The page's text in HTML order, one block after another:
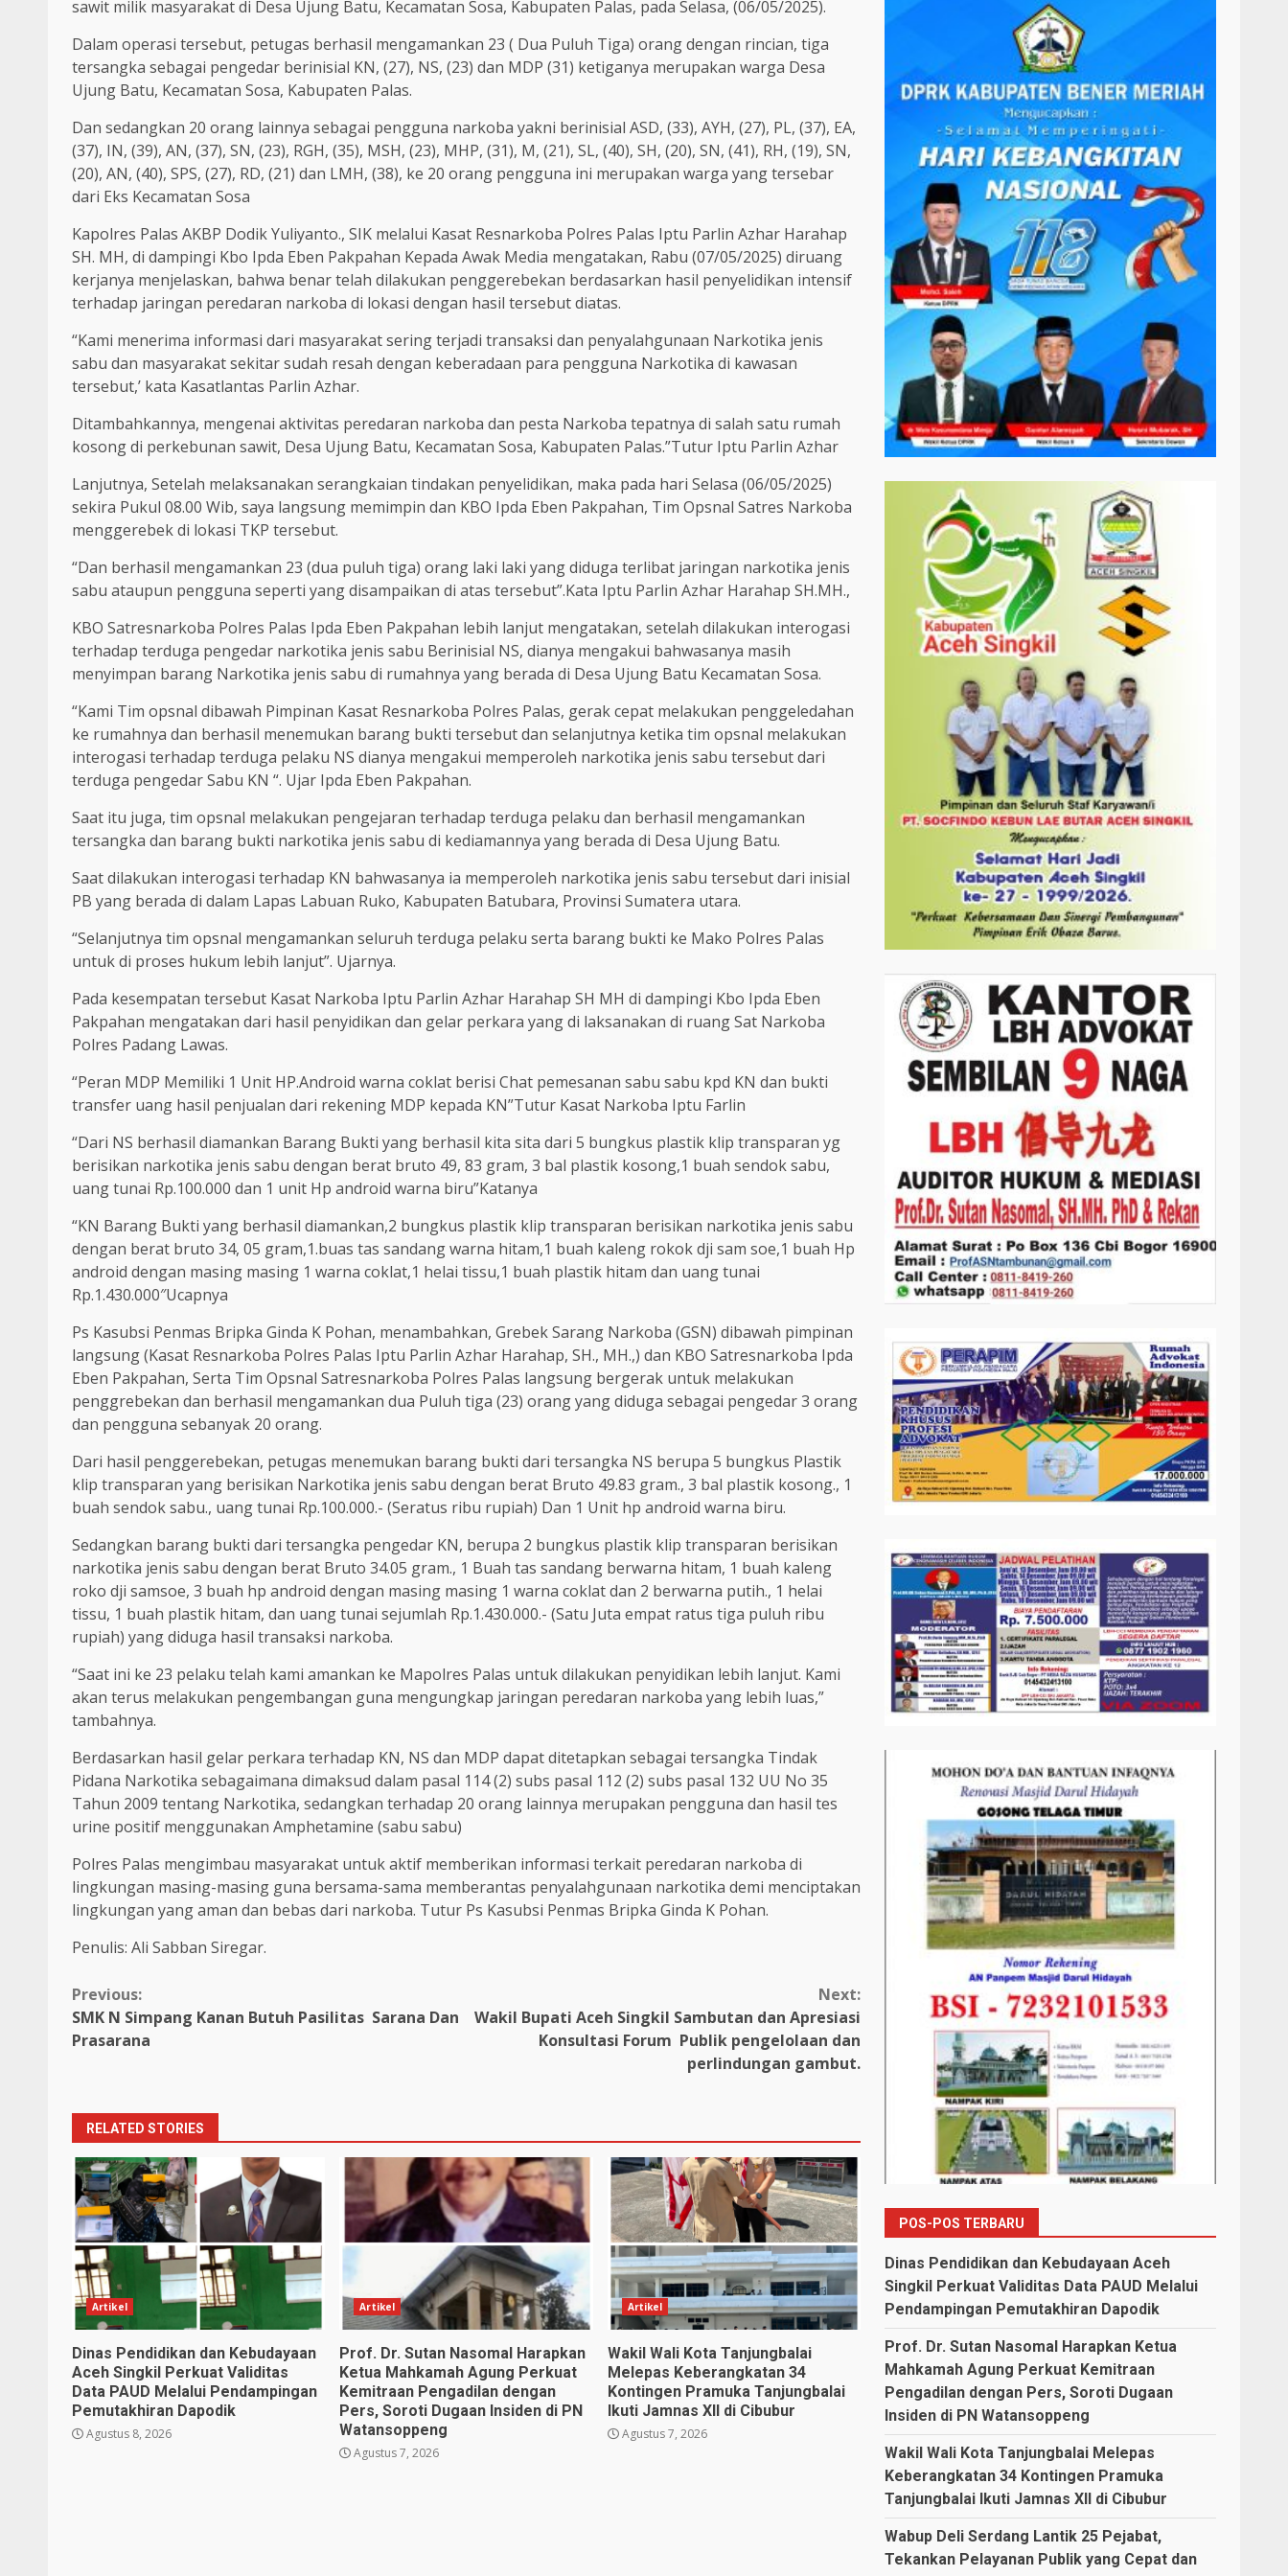
sawit milik masyarakat di Desa Ujung Batu, Kecamatan Sosa, Kabupaten Palas, pada Selasa, (06/05/2025).
Dalam operasi tersebut, petugas berhasil mengamankan 23 ( Dua Puluh Tiga) orang dengan rincian, tiga
tersangka sebagai pengedar berinisial KN, (27), NS, (23) dan MDP (31) ketiganya merupakan warga Desa
Ujung Batu, Kecamatan Sosa, Kabupaten Palas.
Dan sedangkan 20 orang lainnya sebagai pengguna narkoba yakni berinisial ASD, (33), AYH, (27), PL, (37), EA,
(37), IN, (39), AN, (37), SN, (23), RGH, (35), MSH, (23), MHP, (31), M, (21), SL, (40), SH, (20), SN, (41), RH, (19), SN,
(20), AN, (40), SPS, (27), RD, (21) dan LMH, (38), ke 20 orang pengguna ini merupakan warga yang tersebar
dari Eks Kecamatan Sosa
Kapolres Palas AKBP Dodik Yuliyanto., SIK melalui Kasat Resnarkoba Polres Palas Iptu Parlin Azhar Harahap
SH. MH, di dampingi Kbo Ipda Eben Pakpahan Kepada Awak Media mengatakan, Rabu (07/05/2025) diruang
kerjanya menjelaskan, bahwa benar telah dilakukan penggerebekan berdasarkan hasil penyelidikan intensif
terhadap jaringan peredaran narkoba di lokasi dengan hasil tersebut diatas.
“Kami menerima informasi dari masyarakat sering terjadi transaksi dan penyalahgunaan Narkotika jenis
sabu dan masyarakat sekitar sudah resah dengan keberadaan para pengguna Narkotika di kawasan
tersebut,’ kata Kasatlantas Parlin Azhar.
Ditambahkannya, mengenai aktivitas peredaran narkoba dan pesta Narkoba tepatnya di salah satu rumah
kosong di perkebunan sawit, Desa Ujung Batu, Kecamatan Sosa, Kabupaten Palas.”Tutur Iptu Parlin Azhar
Lanjutnya, Setelah melaksanakan serangkaian tindakan penyelidikan, maka pada hari Selasa (06/05/2025)
sekira Pukul 08.00 Wib, saya langsung memimpin dan KBO Ipda Eben Pakpahan, Tim Opsnal Satres Narkoba
menggerebek di lokasi TKP tersebut.
“Dan berhasil mengamankan 23 (dua puluh tiga) orang laki laki yang diduga terlibat jaringan narkotika jenis
sabu ataupun pengguna seperti yang disampaikan di atas tersebut”.Kata Iptu Parlin Azhar Harahap SH.MH.,
KBO Satresnarkoba Polres Palas Ipda Eben Pakpahan lebih lanjut mengatakan, setelah dilakukan interogasi
terhadap terduga pengedar narkotika jenis sabu Berinisial NS, dianya mengakui bahwasanya masih
menyimpan barang Narkotika jenis sabu di rumahnya yang berada di Desa Ujung Batu Kecamatan Sosa.
“Kami Tim opsnal dibawah Pimpinan Kasat Resnarkoba Polres Palas, gerak cepat melakukan penggeledahan
ke rumahnya dan berhasil menemukan barang bukti tersebut dan selanjutnya ketika tim opsnal melakukan
interogasi terhadap terduga pelaku NS dianya mengakui memperoleh narkotika jenis sabu tersebut dari
terduga pengedar Sabu KN “. Ujar Ipda Eben Pakpahan.
Saat itu juga, tim opsnal melakukan pengejaran terhadap terduga pelaku dan berhasil mengamankan
tersangka dan barang bukti narkotika jenis sabu di kediamannya yang berada di Desa Ujung Batu.
Saat dilakukan interogasi terhadap KN bahwasanya ia memperoleh narkotika jenis sabu tersebut dari inisial
PB yang berada di dalam Lapas Labuan Ruko, Kabupaten Batubara, Provinsi Sumatera utara.
“Selanjutnya tim opsnal mengamankan seluruh terduga pelaku serta barang bukti ke Mako Polres Palas
untuk di proses hukum lebih lanjut”. Ujarnya.
Pada kesempatan tersebut Kasat Narkoba Iptu Parlin Azhar Harahap SH MH di dampingi Kbo Ipda Eben
Pakpahan mengatakan dari hasil penyidikan dan gelar perkara yang di laksanakan di ruang Sat Narkoba
Polres Padang Lawas.
“Peran MDP Memiliki 1 Unit HP.Android warna coklat berisi Chat pemesanan sabu sabu kpd KN dan bukti
transfer uang hasil penjualan dari rekening MDP kepada KN”Tutur Kasat Narkoba Iptu Farlin
“Dari NS berhasil diamankan Barang Bukti yang berhasil kita sita dari 5 bungkus plastik klip transparan yg
berisikan narkotika jenis sabu dengan berat bruto 49, 83 gram, 3 bal plastik kosong,1 buah sendok sabu,
uang tunai Rp.100.000 dan 1 unit Hp android warna biru”Katanya
“KN Barang Bukti yang berhasil diamankan,2 bungkus plastik klip transparan berisikan narkotika jenis sabu
dengan berat bruto 34, 05 gram,1.buas tas sandang warna hitam,1 buah kaleng rokok dji sam soe,1 buah Hp
android dengan masing masing 1 warna coklat,1 helai tissu,1 buah plastik hitam dan uang tunai
Rp.1.430.000″Ucapnya
Ps Kasubsi Penmas Bripka Ginda K Pohan, menambahkan, Grebek Sarang Narkoba (GSN) dibawah pimpinan
langsung (Kasat Resnarkoba Polres Palas Iptu Parlin Azhar Harahap, SH., MH.,) dan KBO Satresnarkoba Ipda
Eben Pakpahan, Serta Tim Opsnal Satresnarkoba Polres Palas langsung bergerak untuk melakukan
penggrebekan dan berhasil mengamankan dua Puluh tiga (23) orang yang diduga sebagai pengedar 3 orang
dan pengguna sebanyak 20 orang.
Dari hasil penggerebekan, petugas menemukan barang bukti dari tersangka NS berupa 5 bungkus Plastik
klip transparan yang berisikan Narkotika jenis sabu dengan berat Bruto 49.83 gram., 3 bal plastik kosong., 1
buah sendok sabu., uang tunai Rp.100.000.- (Seratus ribu rupiah) Dan 1 Unit hp android warna biru.
Sedangkan barang bukti dari tersangka pengedar KN, berupa 2 bungkus plastik klip transparan berisikan
narkotika jenis sabu dengan berat Bruto 34.05 gram., 1 Buah tas sandang berwarna hitam, 1 buah kaleng
roko dji samsoe, 3 buah hp android dengan masing masing 1 warna coklat dan 2 berwarna putih., 1 helai
tissu, 1 buah plastik hitam, dan uang tunai sejumlah Rp.1.430.000.- (Satu Juta empat ratus tiga puluh ribu
rupiah) yang diduga hasil transaksi narkoba.
“Saat ini ke 23 pelaku telah kami amankan ke Mapolres Palas untuk dilakukan penyidikan lebih lanjut. Kami
akan terus melakukan pengembangan guna mengungkap jaringan peredaran narkoba yang lebih luas,”
tambahnya.
Berdasarkan hasil gelar perkara terhadap KN, NS dan MDP dapat ditetapkan sebagai tersangka Tindak
Pidana Narkotika sebagaimana dimaksud dalam pasal 114 (2) subs pasal 112 (2) subs pasal 132 UU No 35
Tahun 2009 tentang Narkotika, sedangkan terhadap 20 orang lainnya merupakan pengguna dan hasil tes
urine positif menggunakan Amphetamine (sabu sabu)
Polres Palas mengimbau masyarakat untuk aktif memberikan informasi terkait peredaran narkoba di
lingkungan masing-masing guna bersama-sama memberantas penyalahgunaan narkotika demi menciptakan
lingkungan yang aman dan bebas dari narkoba. Tutur Ps Kasubsi Penmas Bripka Ginda K Pohan.
Penulis: Ali Sabban Siregar.
Continue
Reading
Previous:
SMK N Simpang Kanan Butuh Pasilitas Sarana Dan
Prasarana
Next:
Wakil Bupati Aceh Singkil Sambutan dan Apresiasi
Konsultasi Forum Publik pengelolaan dan
perlindungan gambut.
RELATED STORIES
Artikel
Dinas Pendidikan dan Kebudayaan
Aceh Singkil Perkuat Validitas
Data PAUD Melalui Pendampingan
Pemutakhiran Dapodik
Agustus 8, 2026
Artikel
Prof. Dr. Sutan Nasomal Harapkan
Ketua Mahkamah Agung Perkuat
Kemitraan Pengadilan dengan
Pers, Soroti Dugaan Insiden di PN
Watansoppeng
Agustus 7, 2026
Artikel
Wakil Wali Kota Tanjungbalai
Melepas Keberangkatan 34
Kontingen Pramuka Tanjungbalai
Ikuti Jamnas XII di Cibubur
Agustus 7, 2026
POS-POS TERBARU
Dinas Pendidikan dan Kebudayaan Aceh
Singkil Perkuat Validitas Data PAUD Melalui
Pendampingan Pemutakhiran Dapodik
Prof. Dr. Sutan Nasomal Harapkan Ketua
Mahkamah Agung Perkuat Kemitraan
Pengadilan dengan Pers, Soroti Dugaan
Insiden di PN Watansoppeng
Wakil Wali Kota Tanjungbalai Melepas
Keberangkatan 34 Kontingen Pramuka
Tanjungbalai Ikuti Jamnas XII di Cibubur
Wabup Deli Serdang Lantik 25 Pejabat,
Tekankan Pelayanan Publik yang Cepat dan